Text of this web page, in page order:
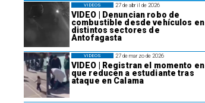
27 de abril de 2026
VIDEO | Denuncian robo de
combustible desde vehículos en
distintos sectores de
Antofagasta
VIDEOS
27 de marzo de 2026
VIDEO | Registran el momento en
que reducen a estudiante tras
ataque en Calama
VIDEOS